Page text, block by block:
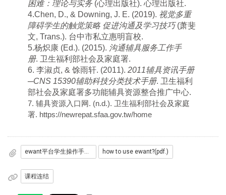
困难：理论与实务(心理出版社). 心理出版社.
4.Chen, D., & Downing, J. E. (2019). 视觉多重
障碍学生的触觉策略 促进沟通及学习技巧(萧斐
文, Trans.). 台中市私立惠明盲校.
5.杨炽康 (Ed.). (2015). 沟通辅具服务工作手
册. 卫生福利部社会及家庭署.
6. 李淑贞, & 馀雨轩. (2011). 2011辅具资讯手册
─CNS 15390辅助科技分类技术手册. 卫生福利
部社会及家庭署多功能辅具资源整合推广中心.
7. 辅具资源入口网. (n.d.). 卫生福利部社会及家庭
署. https://newrepat.sfaa.gov.tw/home
ewant平台学生操作手册(pdf.) how to use ewant?(pdf.)
课程连结